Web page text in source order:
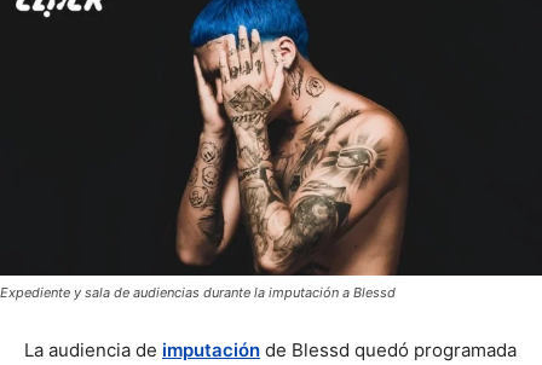
Expediente y sala de audiencias durante la imputación a Blessd
La audiencia de imputación de Blessd quedó programada